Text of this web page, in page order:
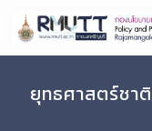
Content
ยุทธศาสตร์ชาติ